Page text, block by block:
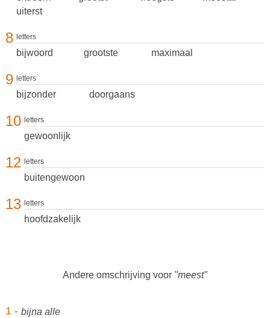
uiterst
8 letters
bijwoord grootste maximaal
9 letters
bijzonder doorgaans
10 letters
gewoonlijk
12 letters
buitengewoon
13 letters
hoofdzakelijk
Andere omschrijving voor "meest"
1 - bijna alle